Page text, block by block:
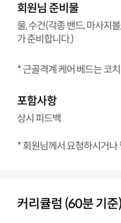
회원님 준비물
물, 수건(각종 밴드, 마사지
가 준비합니다.)
* 근골격계 케어 베드는 코
포함사항
상시 피드백
* 회원님께서 요청하시거나
커리큘럼 (60분 기준)